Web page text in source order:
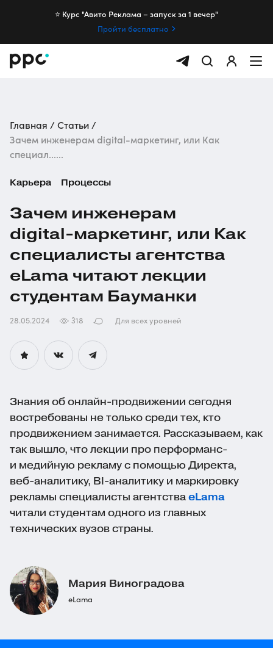
⭐️ Курс "Авито Реклама – запуск за 1 вечер"
Пройти бесплатно
Главная
Статьи
Зачем инженерам digital-маркетинг, или Как
специал......
Карьера Процессы
Зачем инженерам
digital-маркетинг, или Как
специалисты агентства
eLama читают лекции
студентам Бауманки
28.05.2024 318 Для всех уровней
Знания об онлайн-продвижении сегодня
востребованы не только среди тех, кто
продвижением занимается. Рассказываем, как
так вышло, что лекции про перформанс-
и медийную рекламу с помощью Директа,
веб-аналитику, BI-аналитику и маркировку
рекламы специалисты агентства eLama
читали студентам одного из главных
технических вузов страны.
Мария Виноградова
eLama